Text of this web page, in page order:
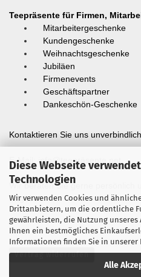
Diese Webseite
Technologien
Wir verwenden Cookies und
Drittanbietern, um die ordentliche
gewährleisten, die Nutzung unseres
Ihnen ein bestmögliches
Informationen finden Sie in unserer
Alle
Teepräsente für Firmen,
Mitarbeitergeschenke
Kundengeschenke
Weihnachtsgeschenke
Jubiläen
Firmenevents
Geschäftspartner
Dankeschön-Geschenke
Kontaktieren Sie uns
E-Mail: info@teepräsente.net
Wir beraten Sie gerne persönlich
Angebot.
Vertrag widerrufen